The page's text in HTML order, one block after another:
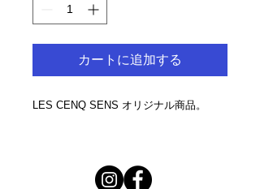
カートに追加する
LES CENQ SENS オリジナル商品。